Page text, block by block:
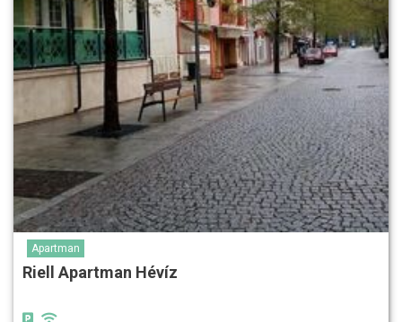
Apartman
Riell Apartman Hévíz